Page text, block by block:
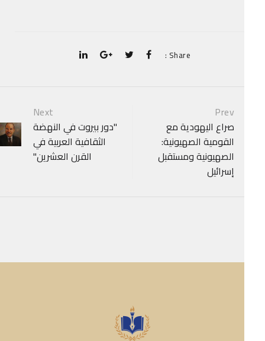
Share :
صراع اليهودية مع
القومية الصهيونية:
الصهيونية ومستقبل
إسرائيل
"دور بيروت في النهضة
الثقافية العربية في
القرن العشرين"